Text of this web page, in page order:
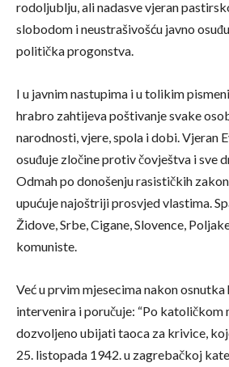
rodoljublju, ali nadasve vjeran
slobodom i neustrašivošću javno
politička progonstva.
I u javnim nastupima i u tolikim
hrabro zahtijeva poštivanje svake
narodnosti, vjere, spola i dobi. Vjeran
osuđuje zločine protiv čovještva i sve
Odmah po donošenju rasističkih
upućuje najoštriji prosvjed vlastima.
Židove, Srbe, Cigane, Slovence,
komuniste.
Već u prvim mjesecima nakon
intervenira i poručuje: “Po katoličkom
dozvoljeno ubijati taoca za krivice,
25. listopada 1942. u zagrebačkoj